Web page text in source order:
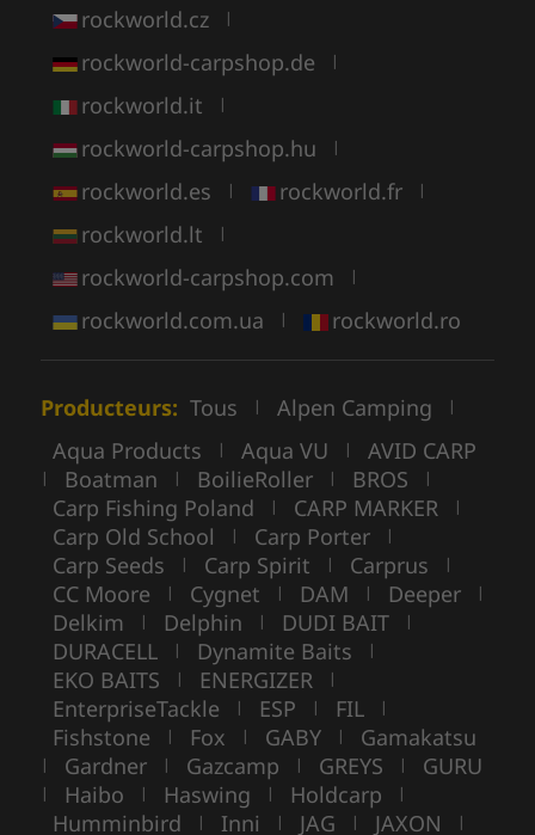
rockworld.cz |
rockworld-carpshop.de |
rockworld.it |
rockworld-carpshop.hu |
rockworld.es | rockworld.fr |
rockworld.lt |
rockworld-carpshop.com |
rockworld.com.ua | rockworld.ro
Producteurs: Tous | Alpen Camping |
Aqua Products | Aqua VU | AVID CARP
| Boatman | BoilieRoller | BROS |
Carp Fishing Poland | CARP MARKER |
Carp Old School | Carp Porter |
Carp Seeds | Carp Spirit | Carprus |
CC Moore | Cygnet | DAM | Deeper |
Delkim | Delphin | DUDI BAIT |
DURACELL | Dynamite Baits |
EKO BAITS | ENERGIZER |
EnterpriseTackle | ESP | FIL |
Fishstone | Fox | GABY | Gamakatsu
| Gardner | Gazcamp | GREYS | GURU
| Haibo | Haswing | Holdcarp |
Humminbird | Inni | JAG | JAXON |